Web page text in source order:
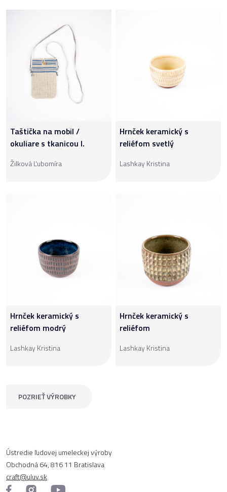
Taštička na mobil /
okuliare s tkanicou I.
Žilková Ľubomíra
Hrnček keramický s
reliéfom svetlý
Lashkay Kristina
Hrnček keramický s
reliéfom modrý
Lashkay Kristina
Hrnček keramický s
reliéfom
Lashkay Kristina
POZRIEŤ VÝROBKY
Ústredie ľudovej umeleckej výroby
Obchodná 64, 816 11 Bratislava
craft@uluv.sk